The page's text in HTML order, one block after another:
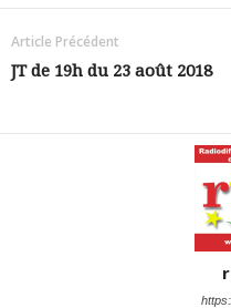
Article Précédent
JT de 19h du 23 août 2018